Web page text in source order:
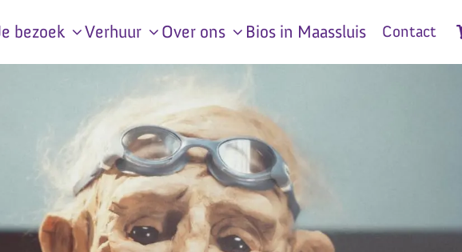
bezoek Verhuur Over ons Bios in Maassluis Contact